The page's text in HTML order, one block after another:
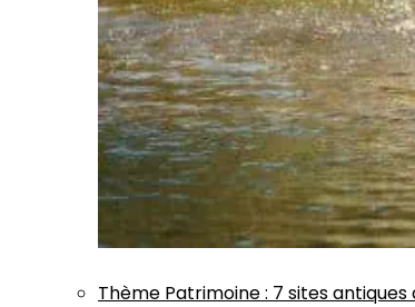
Thème Patrimoine: 7 sites antiques